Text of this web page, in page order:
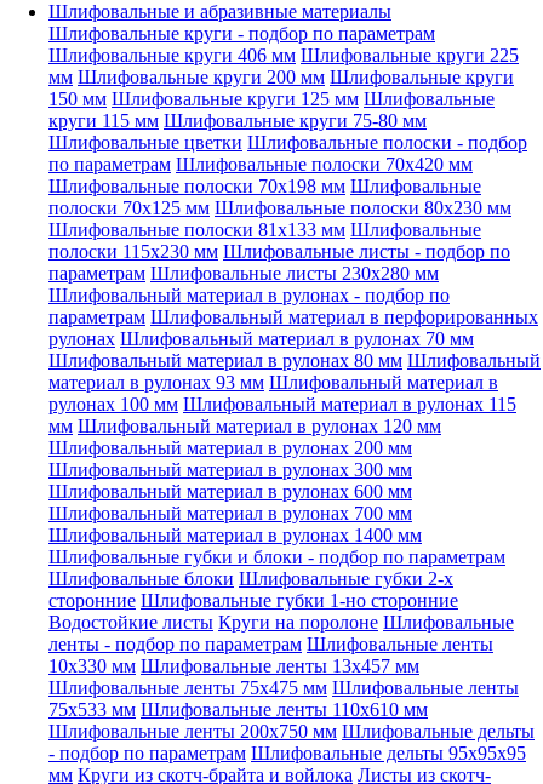
Шлифовальные и абразивные материалы
Шлифовальные круги - подбор по параметрам
Шлифовальные круги 406 мм Шлифовальные круги 225
мм Шлифовальные круги 200 мм Шлифовальные круги
150 мм Шлифовальные круги 125 мм Шлифовальные
круги 115 мм Шлифовальные круги 75-80 мм
Шлифовальные цветки Шлифовальные полоски - подбор
по параметрам Шлифовальные полоски 70x420 мм
Шлифовальные полоски 70x198 мм Шлифовальные
полоски 70x125 мм Шлифовальные полоски 80x230 мм
Шлифовальные полоски 81x133 мм Шлифовальные
полоски 115x230 мм Шлифовальные листы - подбор по
параметрам Шлифовальные листы 230x280 мм
Шлифовальный материал в рулонах - подбор по
параметрам Шлифовальный материал в перфорированных
рулонах Шлифовальный материал в рулонах 70 мм
Шлифовальный материал в рулонах 80 мм Шлифовальный
материал в рулонах 93 мм Шлифовальный материал в
рулонах 100 мм Шлифовальный материал в рулонах 115
мм Шлифовальный материал в рулонах 120 мм
Шлифовальный материал в рулонах 200 мм
Шлифовальный материал в рулонах 300 мм
Шлифовальный материал в рулонах 600 мм
Шлифовальный материал в рулонах 700 мм
Шлифовальный материал в рулонах 1400 мм
Шлифовальные губки и блоки - подбор по параметрам
Шлифовальные блоки Шлифовальные губки 2-х
сторонние Шлифовальные губки 1-но сторонние
Водостойкие листы Круги на поролоне Шлифовальные
ленты - подбор по параметрам Шлифовальные ленты
10x330 мм Шлифовальные ленты 13x457 мм
Шлифовальные ленты 75x475 мм Шлифовальные ленты
75x533 мм Шлифовальные ленты 110x610 мм
Шлифовальные ленты 200x750 мм Шлифовальные дельты
- подбор по параметрам Шлифовальные дельты 95x95x95
мм Круги из скотч-брайта и войлока Листы из скотч-